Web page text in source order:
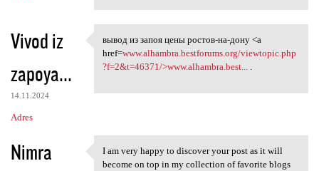
Vivod iz
zapoya...
14.11.2024
Adres
вывод из запоя цены ростов-на
вывод из запоя цены ростов-на-дону <a
href=www.alhambra.bestforums.org/viewtopic.php
?f=2&t=46371/>www.alhambra.best...
Nimra
I am very happy to discover
I am very happy to discover your post as it will
become on top in my collection of favorite blogs